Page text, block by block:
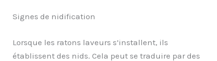
Signes de nidification
Lorsque les ratons laveurs s’installent, ils
établissent des nids. Cela peut se traduire par des